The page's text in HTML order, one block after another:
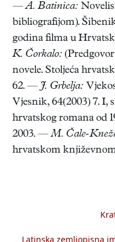
—A. Batinica:
bibliografijom).
godina filma u
K. Čorkalo:
novele. Stoljeća
62. — J. Grbelja:
Vjesnik, 64(2003) 7. I,
hrvatskog romana od
2003. —M. Čale-
hrvatskom
Latinska zemljopisna